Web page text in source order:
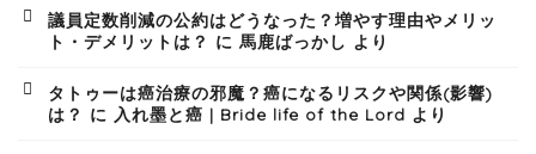
議員定数削減の公約はどうなった？増やす理由やメリッ
ト・デメリットは？ に 馬鹿ばっかし より
タトゥーは癌治療の邪魔？癌になるリスクや関係(影響)
は？ に 入れ墨と癌 | Bride life of the Lord より